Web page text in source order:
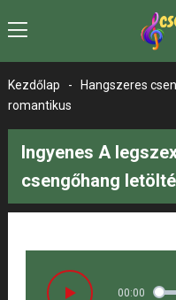
Kezdőlap - Hangszeres
romantikus
Ingyenes A
csengőhang
00:00